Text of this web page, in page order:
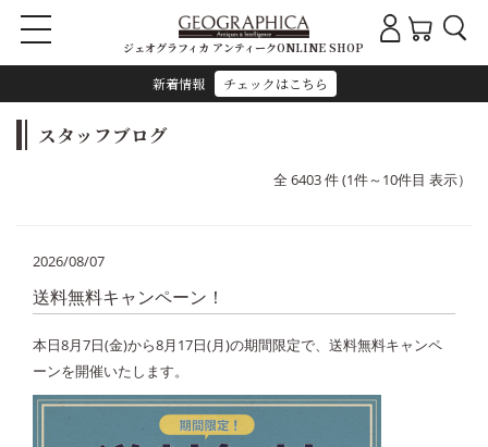
新着情報 チェックはこちら
ジェオグラフィカ アンティークONLINE SHOP
スタッフブログ
全 6403 件 (1件～10件目 表示）
2026/08/07
送料無料キャンペーン！
本日8月7日(金)から8月17日(月)の期間限定で、送料無料キャンペ
ーンを開催いたします。